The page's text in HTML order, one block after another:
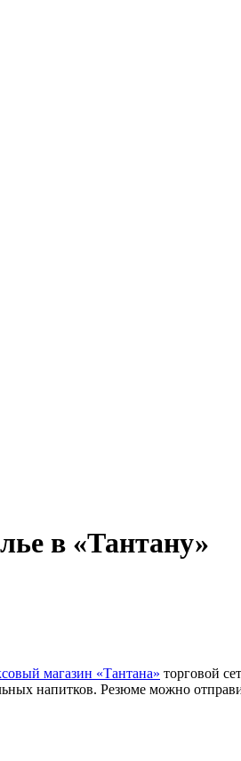
в «Тантану»
магазин «Тантана» торговой
напитков. Резюме можно